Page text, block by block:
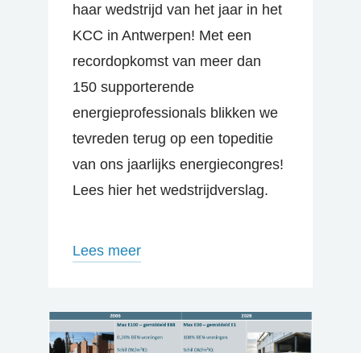
haar wedstrijd van het jaar in het
KCC in Antwerpen! Met een
recordopkomst van meer dan
150 supporterende
energieprofessionals blikken we
tevreden terug op een topeditie
van ons jaarlijks energiecongres!
Lees hier het wedstrijdverslag.
Lees meer